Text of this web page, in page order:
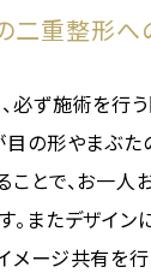
二重整形へ
必ず施術を行
目の形やまぶ
とで、お一人
またデザイン
メージ共有を